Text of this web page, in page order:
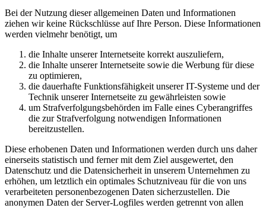
Bei der Nutzung dieser allgemeinen Daten und Informationen
ziehen wir keine Rückschlüsse auf Ihre Person. Diese Informationen
werden vielmehr benötigt, um
die Inhalte unserer Internetseite korrekt auszuliefern,
die Inhalte unserer Internetseite sowie die Werbung für diese
zu optimieren,
die dauerhafte Funktionsfähigkeit unserer IT-Systeme und der
Technik unserer Internetseite zu gewährleisten sowie
um Strafverfolgungsbehörden im Falle eines Cyberangriffes
die zur Strafverfolgung notwendigen Informationen
bereitzustellen.
Diese erhobenen Daten und Informationen werden durch uns daher
einerseits statistisch und ferner mit dem Ziel ausgewertet, den
Datenschutz und die Datensicherheit in unserem Unternehmen zu
erhöhen, um letztlich ein optimales Schutzniveau für die von uns
verarbeiteten personenbezogenen Daten sicherzustellen. Die
anonymen Daten der Server-Logfiles werden getrennt von allen